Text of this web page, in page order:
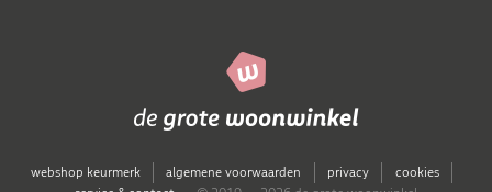
webshop keurmerk algemene voorwaarden privacy
cookies